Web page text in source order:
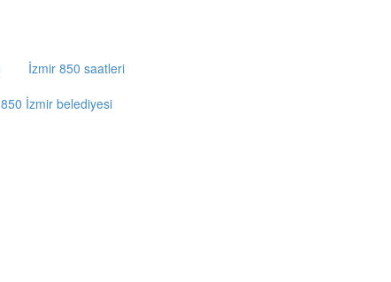
İzmir 850 saatleri
850 İzmir belediyesi